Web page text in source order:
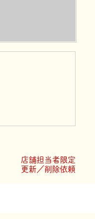
店舗担当者限定
更新／削除依頼